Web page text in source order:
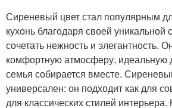
Сиреневый цвет стал популярным
кухонь благодаря своей уникальной
сочетать нежность и элегантность.
комфортную атмосферу, идеальную
семья собирается вместе.
универсален: он подходит как для
для классических стилей интерьера.